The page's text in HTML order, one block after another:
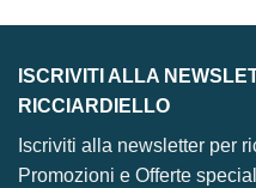
ISCRIVITI ALLA
RICCIARDIELLO
Iscriviti alla newsletter per
Promozioni e Offerte